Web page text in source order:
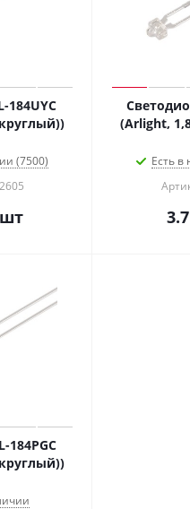
184UYC
(7500)
(Arlight,
Есть в
184PGC